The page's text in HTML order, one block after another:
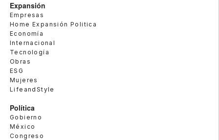
Expansión
Empresas
Home Expansión Politica
Economía
Internacional
Tecnología
Obras
ESG
Mujeres
LifeandStyle
Política
Gobierno
México
Congreso